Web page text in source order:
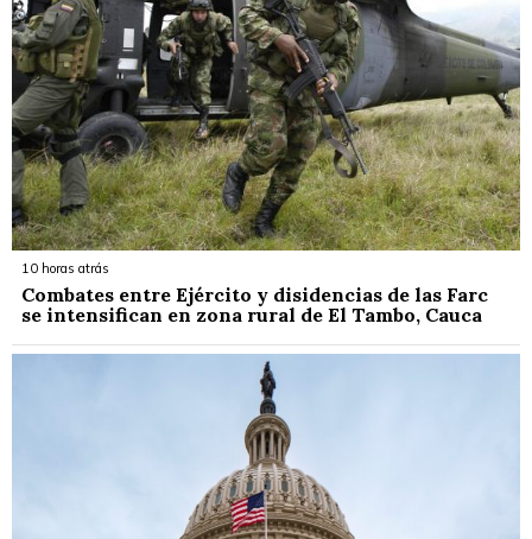
10 horas atrás
Combates entre Ejército y disidencias de las Farc
se intensifican en zona rural de El Tambo, Cauca